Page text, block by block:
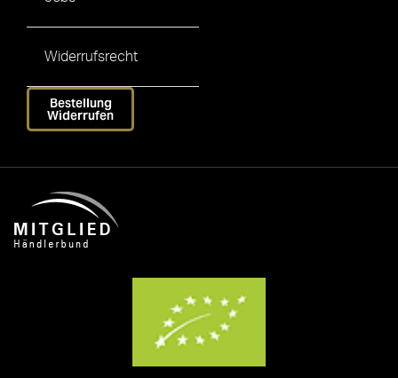
Widerrufsrecht
Bestellung
Widerrufen